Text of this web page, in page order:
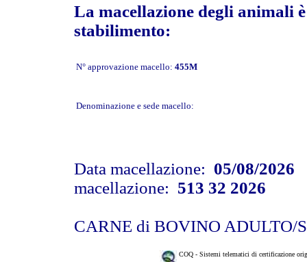
La macellazione degli animali
stabilimento:
N° approvazione macello: 455M
Denominazione e sede macello:
Data macellazione: 05/08/2026
macellazione: 513 32 2026
CARNE di BOVINO ADULTO/
COQ - Sistemi telematici di certificazione